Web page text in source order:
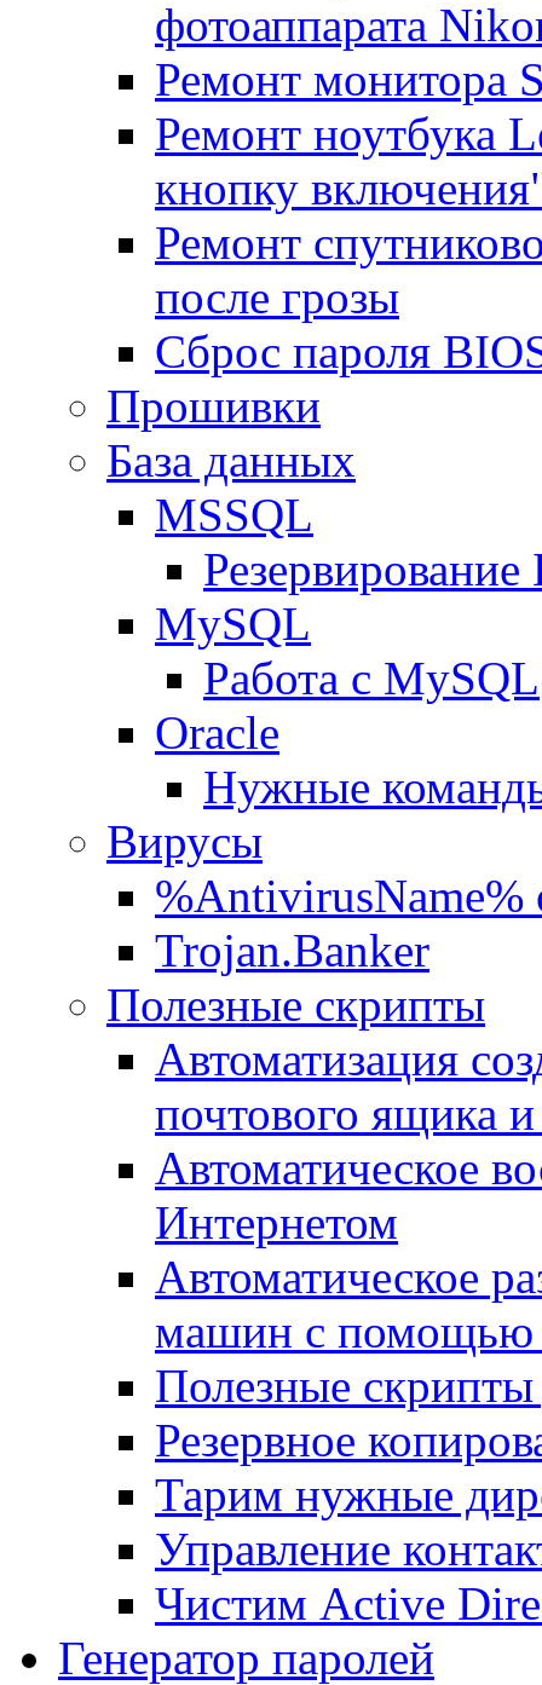
фотоаппарата
Ремонт монитора
Ремонт ноутбука
кнопку
Ремонт
после грозы
Сброс пароля
Прошивки
База данных
MSSQL
MySQL
Работа с MySQL
Oracle
Нужные
Вирусы
Trojan.Banker
Полезные скрипты
Автоматизация
почтового ящика
Автоматическое
Интернетом
Автоматическое
машин с помощью
Полезные
Резервное
Тарим нужные
Управление
Чистим Active
Генератор паролей